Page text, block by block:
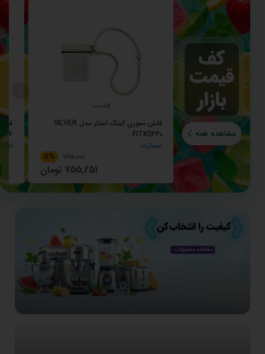
مشاهده همه
فلش مموری کینگ استار مدل SILVER
FITKS230
اسمارت
795٬001
5%
755٬251 تومان
112